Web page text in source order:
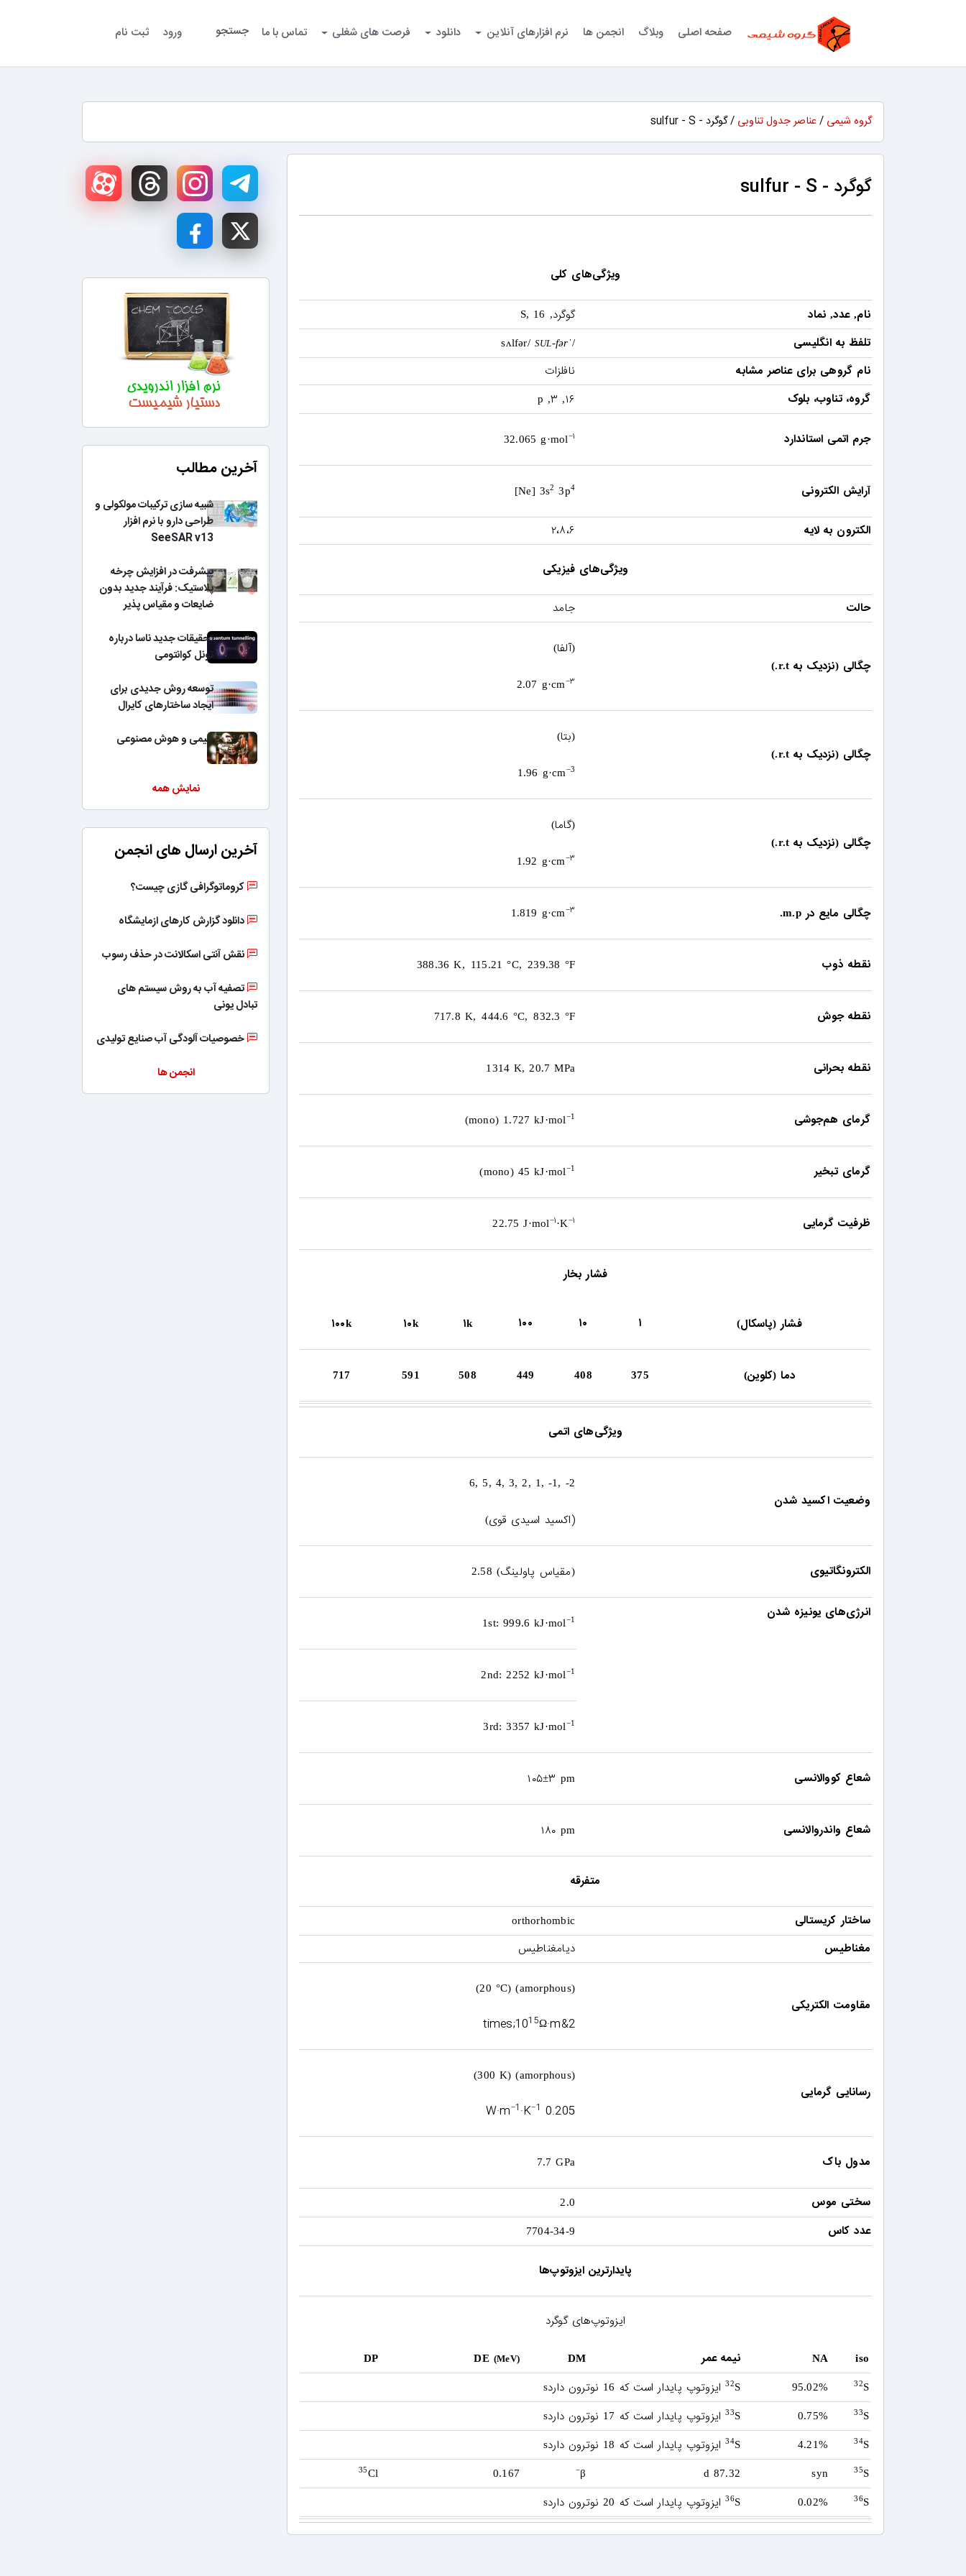
صفحه اصلی وبلاگ انجمن ها نرم افزارهای آنلاین دانلود فرصت های شغلی تماس با ما جستجو ورود ثبت نام
گروه شیمی / عناصر جدول تناوبی / گوگرد - sulfur - S
گوگرد - sulfur - S
ویژگی‌های کلی
نام,عدد, نماد گوگرد, S, 16
تلفظ به انگلیسی /ˈsʌlfər/
SUL-fər
نام گروهی برای عناصر مشابه
نافلزات
گروه، تناوب، بلوک
۱۶, ۳, p
جرم اتمی استاندارد 32.065 g·mol−۱
آرایش الکترونی [Ne] 3s2 3p4
الکترون به لایه ۲،۸،۶
ویژگی‌های فیزیکی
حالت جامد
چگالی(نزدیک به r.t.)
(آلفا)
2.07 g·cm−۳
چگالی(نزدیک به r.t.)
(بتا)
1.96 g·cm−3
چگالی(نزدیک به r.t.)
(گاما)
1.92 g·cm−۳
چگالی مایع درm.p.
1.819 g·cm−۳
نقطه ذوب 388.36 K, 115.21 °C, 239.38 °F
نقطه جوش 717.8 K, 444.6 °C, 832.3 °F
نقطه بحرانی 1314 K, 20.7 MPa
گرمای هم‌جوشی (mono) 1.727 kJ·mol−1
گرمای تبخیر (mono) 45 kJ·mol−1
ظرفیت گرمایی 22.75 J·mol−۱·K−۱
فشار بخار
فشار (پاسکال) ۱ ۱۰ ۱۰۰ ۱k ۱۰k ۱۰۰k
دما (کلوین)
375
408
449
508
591
717
ویژگی‌های اتمی
وضعیت اکسید شدن
6, 5, 4, 3, 2, 1, -1, -2
(اکسید اسیدی قوی)
الکترونگاتیوی 2.58 (مقیاس پاولینگ)
انرژی‌های یونیزه شدن
1st: 999.6 kJ·mol−1
2nd: 2252 kJ·mol−1
3rd: 3357 kJ·mol−1
شعاع کووالانسی ۱۰۵±۳ pm
شعاع واندروالانسی ۱۸۰ pm
متفرقه
ساختار کریستالی orthorhombic
مغناطیس دیامغناطیس
مقاومت الکتریکی
(20 °C) (amorphous)
2&times;10
15Ω·m
رسانایی گرمایی
(300 K) (amorphous)
0.205 W·m
−1 ·K−1
مدول باک 7.7 GPa
سختی موس 2.0
عدد کاس 7704-34-9
پایدارترین ایزوتوپ‌ها
ایزوتوپ‌های گوگرد
iso
NA نیمه عمر DM
DE (MeV)
DP
32S
95.02%
32S ایزوتوپ پایدار است که 16 نوترون داردs
33S
0.75%
33S ایزوتوپ پایدار است که 17 نوترون داردs
34S
4.21%
34S ایزوتوپ پایدار است که 18 نوترون داردs
35S
syn
87.32 d
β
−
0.167
35Cl
36S
0.02%
36S ایزوتوپ پایدار است که 20 نوترون داردs
آخرین مطالب
شبیه سازی ترکیبات مولکولی و
طراحی دارو با نرم افزار
SeeSAR v13
پیشرفت در افزایش چرخه
پلاستیک: فرآیند جدید بدون
ضایعات و مقیاس پذیر
تحقیقات جدید ناسا درباره
تونل کوانتومی
توسعه روش جدیدی برای
ایجاد ساختارهای کایرال
شیمی و هوش مصنوعی
نمایش همه
آخرین ارسال های انجمن
کروماتوگرافی گازی چیست؟
دانلود گزارش کارهای ازمایشگاه
نقش آنتی اسکالانت در حذف رسوب
تصفیه آب به روش سیستم های
تبادل یونی
خصوصیات آلودگی آب صنایع تولیدی
انجمن ها